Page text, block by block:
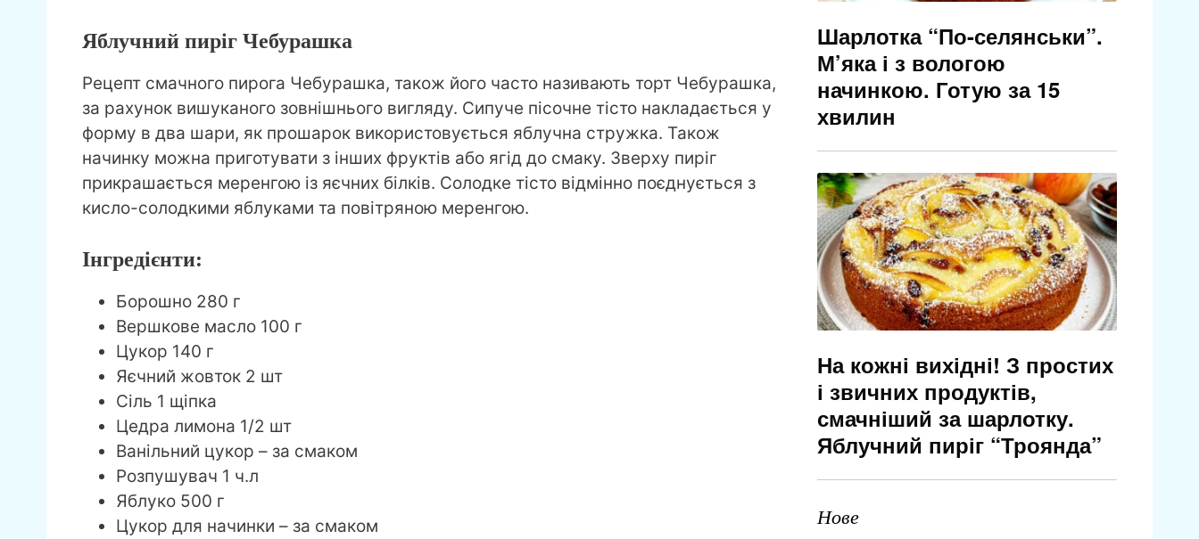
Яблучний пиріг Чебурашка
Рецепт смачного пирога Чебурашка, також його часто називають торт Чебурашка,
за рахунок вишуканого зовнішнього вигляду. Сипуче пісочне тісто накладається у
форму в два шари, як прошарок використовується яблучна стружка. Також
начинку можна приготувати з інших фруктів або ягід до смаку. Зверху пиріг
прикрашається меренгою із яєчних білків. Солодке тісто відмінно поєднується з
кисло-солодкими яблуками та повітряною меренгою.
Інгредієнти:
Борошно 280 г
Вершкове масло 100 г
Цукор 140 г
Яєчний жовток 2 шт
Сіль 1 щіпка
Цедра лимона 1/2 шт
Ванільний цукор – за смаком
Розпушувач 1 ч.л
Яблуко 500 г
Цукор для начинки – за смаком
Шарлотка “По-селянськи”.
М’яка і з вологою
начинкою. Готую за 15
хвилин
На кожні вихідні! З простих
і звичних продуктів,
смачніший за шарлотку.
Яблучний пиріг “Троянда”
Нове